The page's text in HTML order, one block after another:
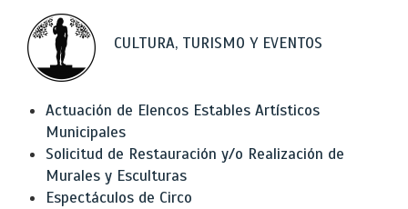
CULTURA, TURISMO Y EVENTOS
Actuación de Elencos Estables Artísticos
Municipales
Solicitud de Restauración y/o Realización de
Murales y Esculturas
Espectáculos de Circo